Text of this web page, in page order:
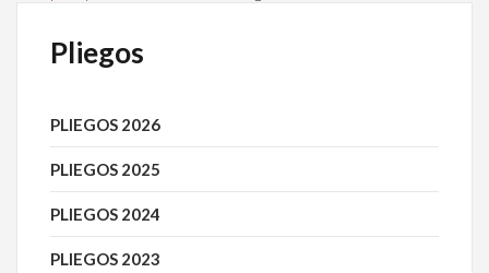
Pliegos
PLIEGOS 2026
PLIEGOS 2025
PLIEGOS 2024
PLIEGOS 2023